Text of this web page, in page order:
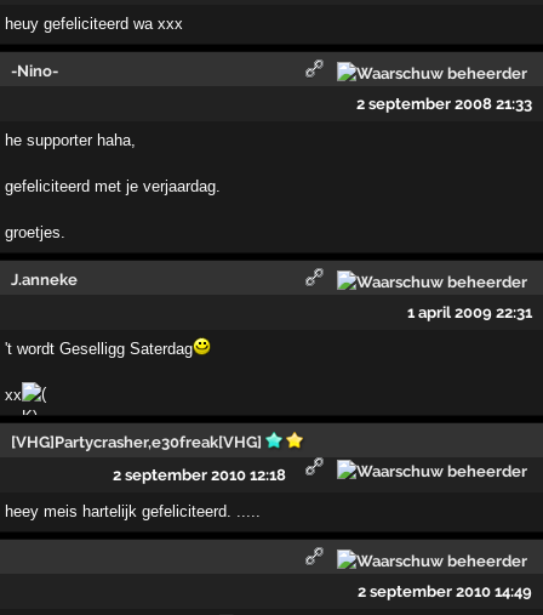
heuy gefeliciteerd wa xxx
-Nino-
2 september 2008 21:33
he supporter haha,
gefeliciteerd met je verjaardag.
groetjes.
J.anneke
1 april 2009 22:31
't wordt Geselligg Saterdag
xx
[VHG]Partycrasher,e30freak[VHG]
2 september 2010 12:18
heey meis hartelijk gefeliciteerd. .....
2 september 2010 14:49